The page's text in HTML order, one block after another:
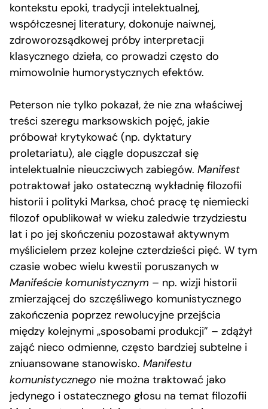
kontekstu epoki, tradycji intelektualnej,
współczesnej literatury, dokonuje naiwnej,
zdroworozsądkowej próby interpretacji
klasycznego dzieła, co prowadzi często do
mimowolnie humorystycznych efektów.
Peterson nie tylko pokazał, że nie zna właściwej
treści szeregu marksowskich pojęć, jakie
próbował krytykować (np. dyktatury
proletariatu), ale ciągle dopuszczał się
intelektualnie nieuczciwych zabiegów. Manifest
potraktował jako ostateczną wykładnię filozofii
historii i polityki Marksa, choć pracę tę niemiecki
filozof opublikował w wieku zaledwie trzydziestu
lat i po jej skończeniu pozostawał aktywnym
myślicielem przez kolejne czterdzieści pięć. W tym
czasie wobec wielu kwestii poruszanych w
Manifeście komunistycznym – np. wizji historii
zmierzającej do szczęśliwego komunistycznego
zakończenia poprzez rewolucyjne przejścia
między kolejnymi „sposobami produkcji” – zdążył
zająć nieco odmienne, często bardziej subtelne i
zniuansowane stanowisko. Manifestu
komunistycznego nie można traktować jako
jedynego i ostatecznego głosu na temat filozofii